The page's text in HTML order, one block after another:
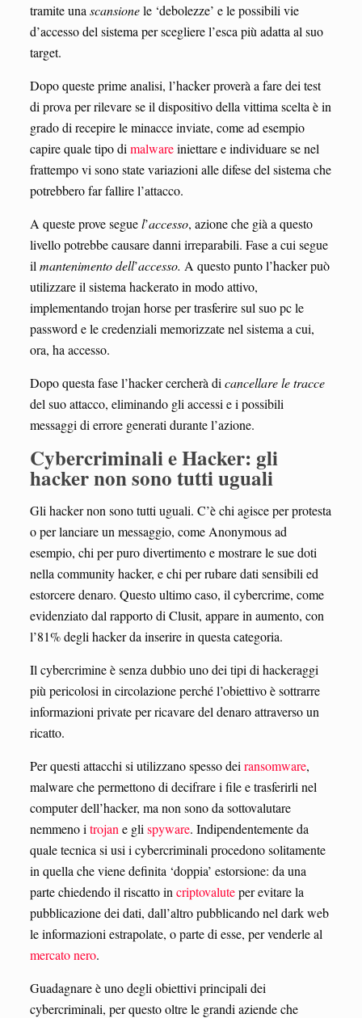
tramite una scansionele ‘debolezze’ e le possibili vie
d’accesso del sistema per scegliere l’esca più adatta al suo
target.
Dopo queste prime analisi, l’hacker proverà a fare dei test
di prova per rilevare se il dispositivo della vittima scelta è in
grado di recepire le minacce inviate, come ad esempio
capire quale tipo di malwareiniettare e individuare se nel
frattempo vi sono state variazioni alle difese del sistema che
potrebbero far fallire l’attacco.
A queste prove seguel’accesso, azione che già a questo
livello potrebbe causare danni irreparabili. Fase a cui segue
il mantenimento dell’accesso. A questo punto l’hacker può
utilizzare il sistema hackerato in modo attivo,
implementando trojan horse per trasferire sul suo pc le
password e le credenziali memorizzate nel sistema a cui,
ora, ha accesso.
Dopo questa fase l’hacker cercherà di cancellare le tracce
del suo attacco, eliminando gli accessi e i possibili
messaggi di errore generati durante l’azione.
Cybercriminali e Hacker: gli
hacker non sono tutti uguali
Gli hacker non sono tutti uguali. C’è chi agisce per protesta
o per lanciare un messaggio, come Anonymous ad
esempio, chi per puro divertimento e mostrare le sue doti
nella community hacker, e chi per rubare dati sensibili ed
estorcere denaro. Questo ultimo caso, il cybercrime, come
evidenziato dal rapporto di Clusit, appare in aumento, con
l’81% degli hacker da inserire in questa categoria.
Il cybercrimine è senza dubbio uno dei tipi di hackeraggi
più pericolosi in circolazione perché l’obiettivo è sottrarre
informazioni private per ricavare del denaro attraverso un
ricatto.
Per questi attacchi si utilizzano spesso dei ransomware,
malware che permettono di decifrare i file e trasferirli nel
computer dell’hacker, ma non sono da sottovalutare
nemmeno i trojan e gli spyware. Indipendentemente da
quale tecnica si usi i cybercriminali procedono solitamente
in quella che viene definita ‘doppia’ estorsione: da una
parte chiedendo il riscatto in criptovaluteper evitare la
pubblicazione dei dati, dall’altro pubblicando nel dark web
le informazioni estrapolate, o parte di esse, per venderle al
mercato nero.
Guadagnare è uno degli obiettivi principali dei
cybercriminali, per questo oltre le grandi aziende che